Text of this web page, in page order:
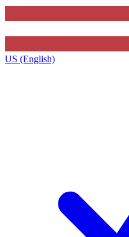
US (English)